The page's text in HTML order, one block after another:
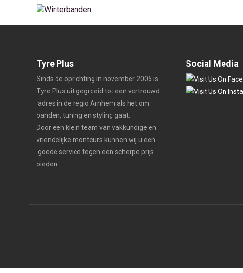
Tyre Plus
Sinds de oprichting in november 2005 is
Tyre Plus uit gegroeid tot een vertrouwd
adres in de regio Arnhem als het om
banden, tuning en styling gaat.
Door een klein team van vakkundige en
vriendelijke monteurs kunnen wij u een
goede service tegen een scherpe prijs
bieden.
Social Media